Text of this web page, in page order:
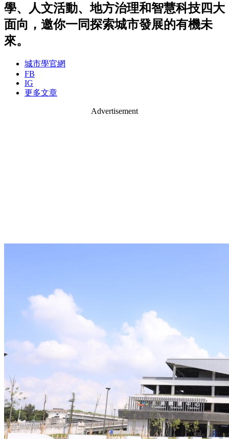
學、人文活動、地方治理和智慧科技四大
面向，邀你一同探索城市發展的有機未
來。
城市學官網
FB
IG
更多文章
Advertisement